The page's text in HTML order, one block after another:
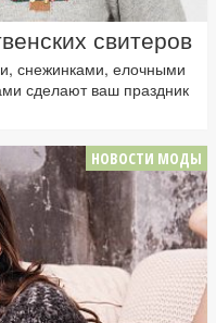
свитеров
снежинками, елочными
сделают ваш праздник
НОВОСТИ МОДЫ